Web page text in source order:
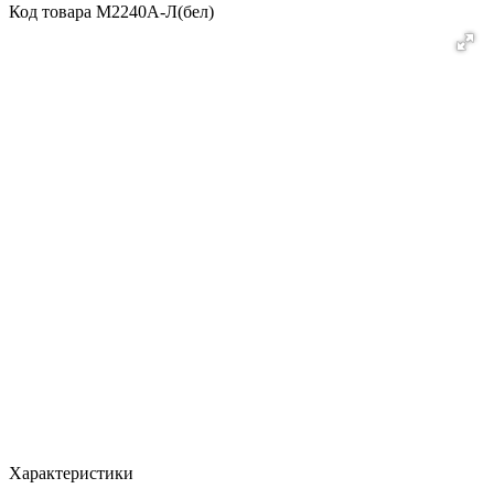
Код товара M2240A-Л(бел)
Характеристики